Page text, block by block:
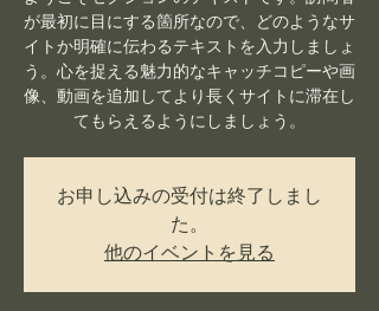
が最初に目にする箇所なので、どのようなサ
イトか明確に伝わるテキストを入力しましょ
う。心を捉える魅力的なキャッチコピーや画
像、動画を追加してより長くサイトに滞在し
てもらえるようにしましょう。
お申し込みの受付は終了しまし
た。
他のイベントを見る